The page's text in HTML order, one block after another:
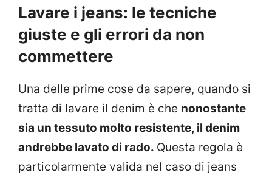
Lavare i jeans: le tecniche
giuste e gli errori da non
commettere
Una delle prime cose da sapere, quando si
tratta di lavare il denim è che nonostante
sia un tessuto molto resistente, il denim
andrebbe lavato di rado. Questa regola è
particolarmente valida nel caso di jeans